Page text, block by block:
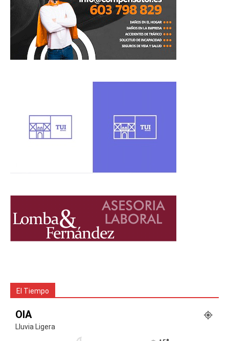
El Tiempo
OIA
Lluvia Ligera